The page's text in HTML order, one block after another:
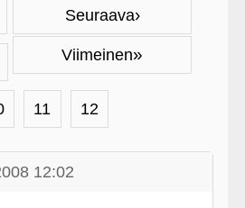
Seuraava›
Viimeinen»
11 12
12:02